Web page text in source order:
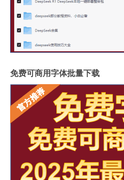
免费可商用字体批量下载